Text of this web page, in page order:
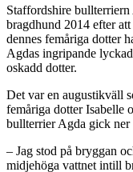
Staffordshire
bragdhund 2014 efter
dennes femåriga dotter
Agdas ingripande
oskadd dotter.
Det var en augustikväll
femåriga dotter Isabelle
bullterrier Agda gick
– Jag stod på bryggan
midjehöga vattnet intill